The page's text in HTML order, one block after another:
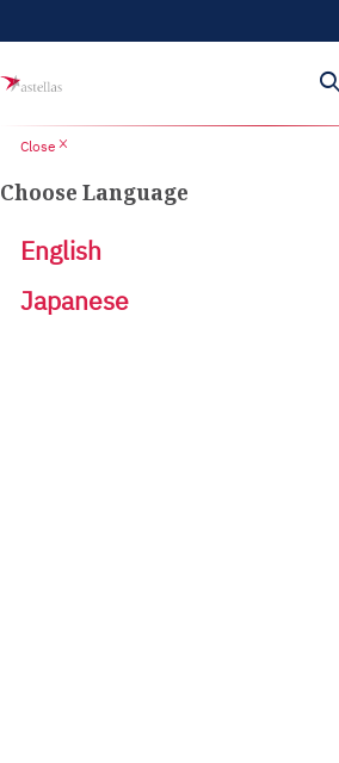
Close close
Choose Language
English
Japanese